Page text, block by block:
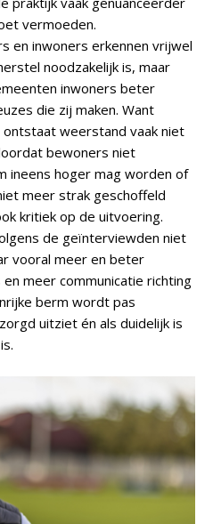
vermoeden.
en inwoners erkennen vrijwel
noodzakelijk is, maar
inwoners beter
die zij maken. Want
weerstand vaak niet
bewoners niet
ineens hoger mag worden of
meer strak geschoffeld
kritiek op de uitvoering.
de geïnterviewden niet
vooral meer en beter
meer communicatie richting
berm wordt pas
uitziet én als duidelijk is